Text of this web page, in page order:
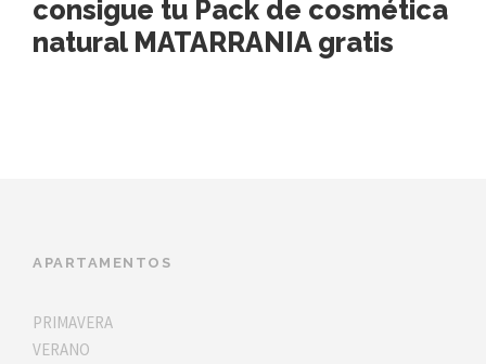
consigue tu Pack de cosmética
natural MATARRANIA gratis
APARTAMENTOS
PRIMAVERA
VERANO